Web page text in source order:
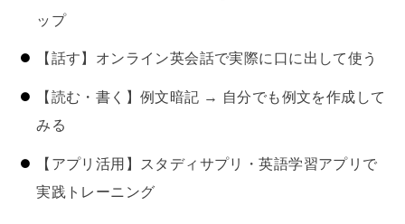
ップ
【話す】オンライン英会話で実際に口に出して使う
【読む・書く】例文暗記 → 自分でも例文を作成して
みる
【アプリ活用】スタディサプリ・英語学習アプリで
実践トレーニング